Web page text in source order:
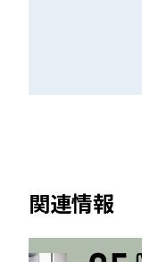
関連情報